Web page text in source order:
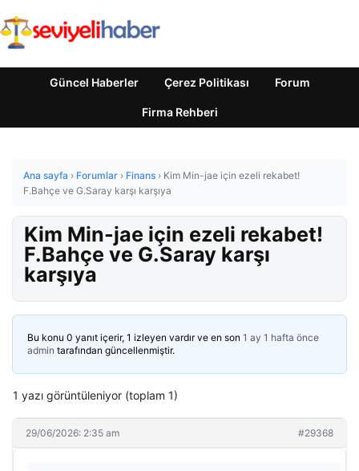
Güncel Haberler Çerez Politikası Forum
Firma Rehberi
Ana sayfa › Forumlar › Finans › Kim Min-jae için ezeli rekabet!
F.Bahçe ve G.Saray karşı karşıya
Kim Min-jae için ezeli rekabet!
F.Bahçe ve G.Saray karşı
karşıya
Bu konu 0 yanıt içerir, 1 izleyen vardır ve en son 1 ay 1 hafta önce
admin tarafından güncellenmiştir.
1 yazı görüntüleniyor (toplam 1)
29/06/2026: 2:35 am #29368